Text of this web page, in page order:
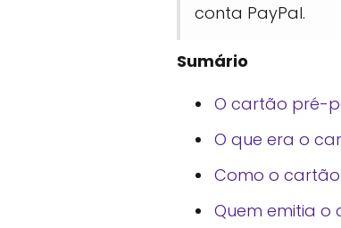
conta PayPal.
Sumário
O cartão pré-
O que era o
Como o
Quem emitia o